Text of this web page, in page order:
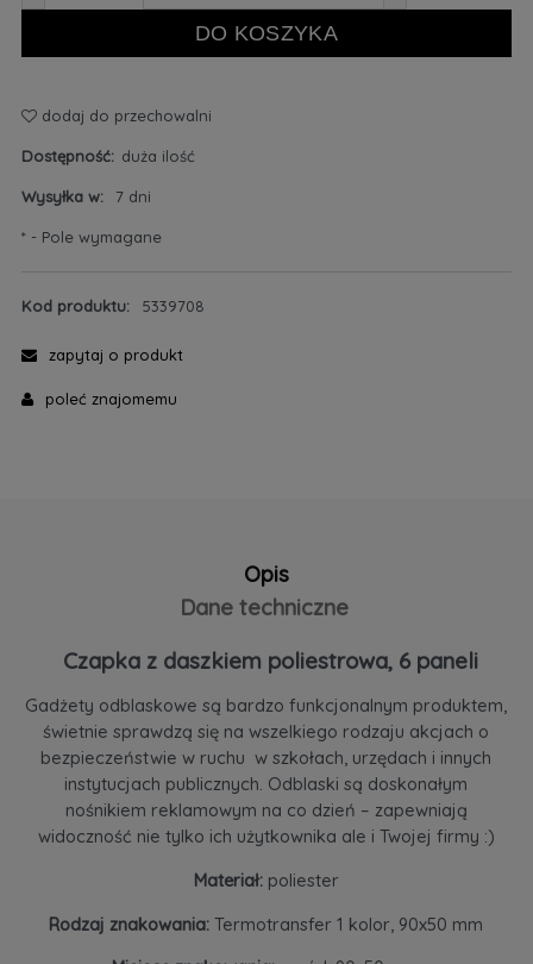
DO KOSZYKA
dodaj do przechowalni
Dostępność: duża ilość
Wysyłka w: 7 dni
* - Pole wymagane
Kod produktu: 5339708
zapytaj o produkt
poleć znajomemu
Opis
Dane techniczne
Czapka z daszkiem poliestrowa, 6 paneli
Gadżety odblaskowe są bardzo funkcjonalnym produktem,
świetnie sprawdzą się na wszelkiego rodzaju akcjach o
bezpieczeństwie w ruchu w szkołach, urzędach i innych
instytucjach publicznych. Odblaski są doskonałym
nośnikiem reklamowym na co dzień – zapewniają
widoczność nie tylko ich użytkownika ale i Twojej firmy :)
Materiał:poliester
Rodzaj znakowania: Termotransfer 1 kolor, 90x50 mm